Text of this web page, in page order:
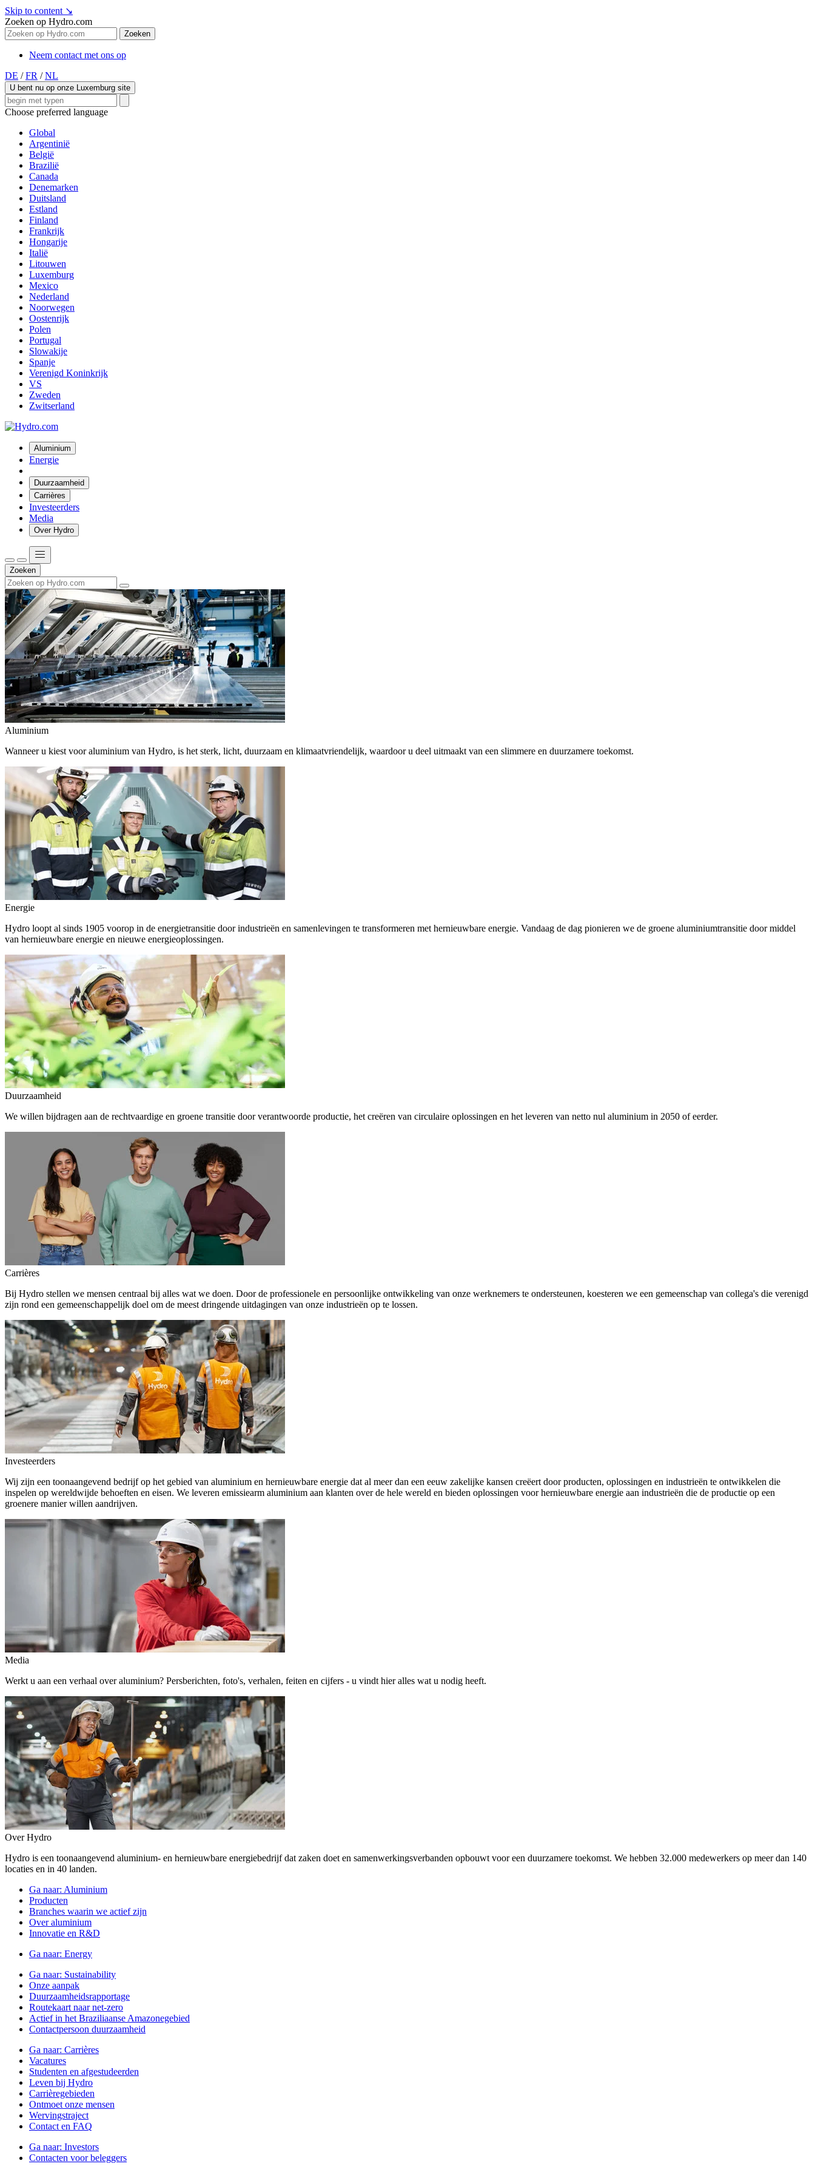
Skip to content ↘
Zoeken op Hydro.com
Zoeken
Neem contact met ons op
DE / FR / NL
U bent nu op onze Luxemburg site
Choose preferred language
Global
Argentinië
België
Brazilië
Canada
Denemarken
Duitsland
Estland
Finland
Frankrijk
Hongarije
Italië
Litouwen
Luxemburg
Mexico
Nederland
Noorwegen
Oostenrijk
Polen
Portugal
Slowakije
Spanje
Verenigd Koninkrijk
VS
Zweden
Zwitserland
Aluminium
Energie
Duurzaamheid
Carrières
Investeerders
Media
Over Hydro
Zoeken
Aluminium
Wanneer u kiest voor aluminium van Hydro, is het sterk, licht, duurzaam en klimaatvriendelijk, waardoor u deel uitmaakt van een slimmere en duurzamere toekomst.
Energie
Hydro loopt al sinds 1905 voorop in de energietransitie door industrieën en samenlevingen te transformeren met hernieuwbare energie. Vandaag de dag pionieren we de groene aluminiumtransitie door middel
van hernieuwbare energie en nieuwe energieoplossingen.
Duurzaamheid
We willen bijdragen aan de rechtvaardige en groene transitie door verantwoorde productie, het creëren van circulaire oplossingen en het leveren van netto nul aluminium in 2050 of eerder.
Carrières
Bij Hydro stellen we mensen centraal bij alles wat we doen. Door de professionele en persoonlijke ontwikkeling van onze werknemers te ondersteunen, koesteren we een gemeenschap van collega's die verenigd
zijn rond een gemeenschappelijk doel om de meest dringende uitdagingen van onze industrieën op te lossen.
Investeerders
Wij zijn een toonaangevend bedrijf op het gebied van aluminium en hernieuwbare energie dat al meer dan een eeuw zakelijke kansen creëert door producten, oplossingen en industrieën te ontwikkelen die
inspelen op wereldwijde behoeften en eisen. We leveren emissiearm aluminium aan klanten over de hele wereld en bieden oplossingen voor hernieuwbare energie aan industrieën die de productie op een
groenere manier willen aandrijven.
Media
Werkt u aan een verhaal over aluminium? Persberichten, foto's, verhalen, feiten en cijfers - u vindt hier alles wat u nodig heeft.
Over Hydro
Hydro is een toonaangevend aluminium- en hernieuwbare energiebedrijf dat zaken doet en samenwerkingsverbanden opbouwt voor een duurzamere toekomst. We hebben 32.000 medewerkers op meer dan 140
locaties en in 40 landen.
Ga naar: Aluminium
Producten
Branches waarin we actief zijn
Over aluminium
Innovatie en R&D
Ga naar: Energy
Ga naar: Sustainability
Onze aanpak
Duurzaamheidsrapportage
Routekaart naar net-zero
Actief in het Braziliaanse Amazonegebied
Contactpersoon duurzaamheid
Ga naar: Carrières
Vacatures
Studenten en afgestudeerden
Leven bij Hydro
Carrièregebieden
Ontmoet onze mensen
Wervingstraject
Contact en FAQ
Ga naar: Investors
Contacten voor beleggers